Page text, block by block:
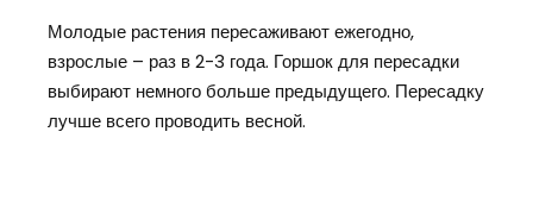
Молодые растения пересаживают ежегодно,
взрослые – раз в 2-3 года. Горшок для пересадки
выбирают немного больше предыдущего. Пересадку
лучше всего проводить весной.